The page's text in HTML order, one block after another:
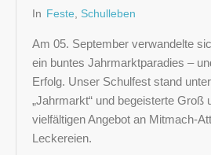
In Feste Schulleben
Am 05. September verwandelte
ein buntes Jahrmarktparadies –
Erfolg. Unser Schulfest stand
„Jahrmarkt“ und begeisterte Groß
vielfältigen Angebot an Mitmach-
Leckereien.